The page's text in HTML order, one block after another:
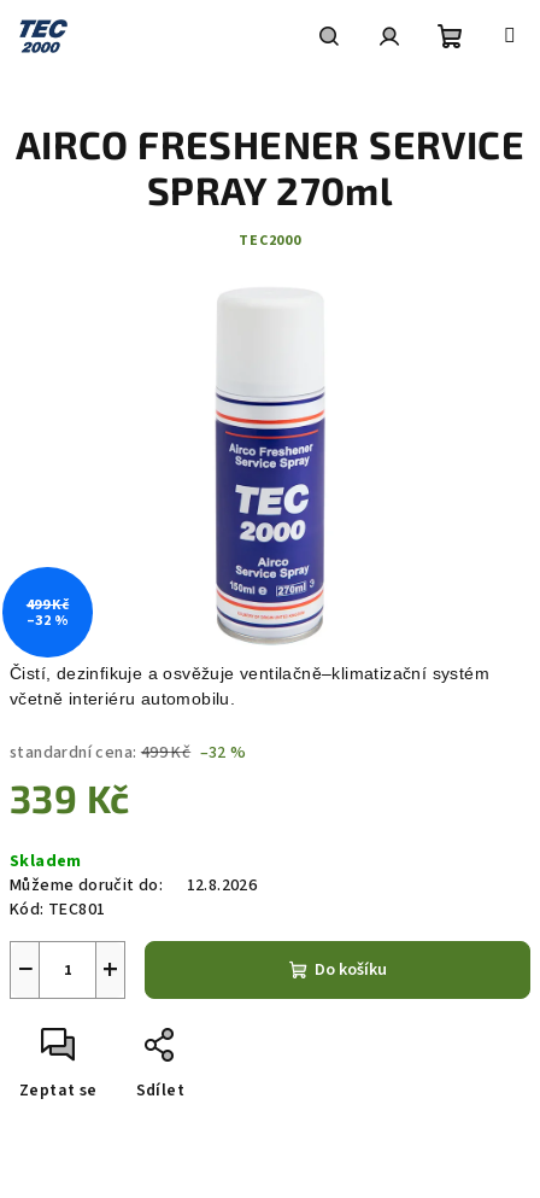
obsah
košík
Čistí, dezinfikuje a osvěžuje ventilačně–klimatizační systém
včetně interiéru automobilu.
standardní cena: 499 Kč –32 %
339 Kč
cena:
Skladem
Můžeme doručit do:
12.8.2026
Kód: TEC801
+
− Do košíku
Zeptat se Sdílet
AIRCO FRESHENER SERVICE
SPRAY 270ml
TEC2000
499 Kč
–32 %